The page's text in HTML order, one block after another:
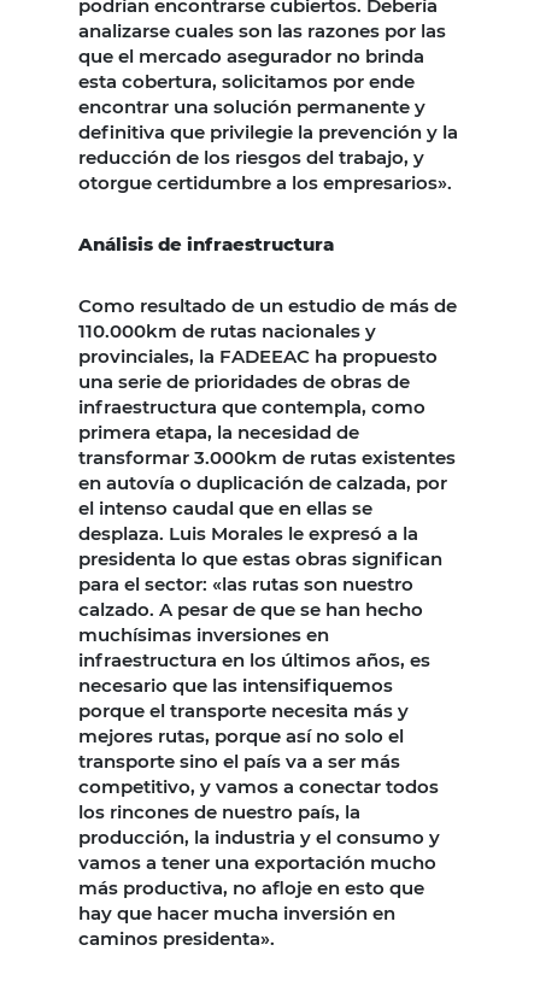
podrían encontrarse cubiertos. Debería
analizarse cuales son las razones por las
que el mercado asegurador no brinda
esta cobertura, solicitamos por ende
encontrar una solución permanente y
definitiva que privilegie la prevención y la
reducción de los riesgos del trabajo, y
otorgue certidumbre a los empresarios».
Análisis de infraestructura
Como resultado de un estudio de más de
110.000km de rutas nacionales y
provinciales, la FADEEAC ha propuesto
una serie de prioridades de obras de
infraestructura que contempla, como
primera etapa, la necesidad de
transformar 3.000km de rutas existentes
en autovía o duplicación de calzada, por
el intenso caudal que en ellas se
desplaza. Luis Morales le expresó a la
presidenta lo que estas obras significan
para el sector: «las rutas son nuestro
calzado. A pesar de que se han hecho
muchísimas inversiones en
infraestructura en los últimos años, es
necesario que las intensifiquemos
porque el transporte necesita más y
mejores rutas, porque así no solo el
transporte sino el país va a ser más
competitivo, y vamos a conectar todos
los rincones de nuestro país, la
producción, la industria y el consumo y
vamos a tener una exportación mucho
más productiva, no afloje en esto que
hay que hacer mucha inversión en
caminos presidenta».